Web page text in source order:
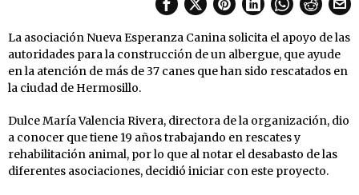
La asociación Nueva Esperanza Canina solicita el apoyo de las
autoridades para la construcción de un albergue, que ayude
en la atención de más de 37 canes que han sido rescatados en
la ciudad de Hermosillo.
Dulce María Valencia Rivera, directora de la organización, dio
a conocer que tiene 19 años trabajando en rescates y
rehabilitación animal, por lo que al notar el desabasto de las
diferentes asociaciones, decidió iniciar con este proyecto.